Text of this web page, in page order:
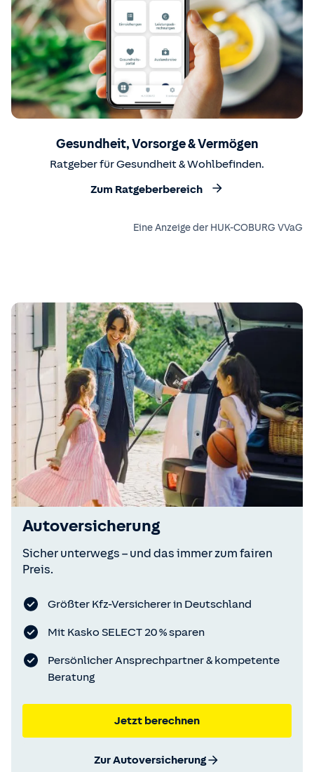
Gesundheit, Vorsorge & Vermögen
Ratgeber für Gesundheit & Wohlbefinden.
Zum Ratgeberbereich
Eine Anzeige der HUK-COBURG VVaG
Autoversicherung
Sicher unterwegs – und das immer zum fairen
Preis.
Größter Kfz-Versicherer in Deutschland
Mit Kasko SELECT 20 % sparen
Persönlicher Ansprechpartner & kompetente
Beratung
Jetzt berechnen
Zur Autoversicherung